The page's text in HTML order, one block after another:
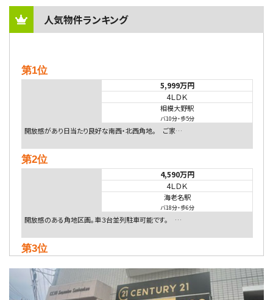
人気物件ランキング
第1位
5,999万円
4ＬＤＫ
相模大野駅
バ10分・歩5分
開放感があり日当たり良好な南西・北西角地。 ご家…
第2位
4,590万円
4ＬＤＫ
海老名駅
バ18分・歩6分
開放感のある角地区画。車３台並列駐車可能です。 …
第3位
4ＬＤＫ
淵野辺駅
歩17分